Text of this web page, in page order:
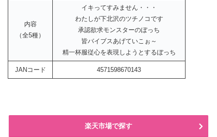
内容
（全5種）
イキってすみません・・・
わたしが下北沢のツチノコです
承認欲求モンスターのぼっち
皆バイブスあげていこぉ～
精一杯服従心を表現しようとするぼっち
JANコード 4571598670143
楽天市場で探す